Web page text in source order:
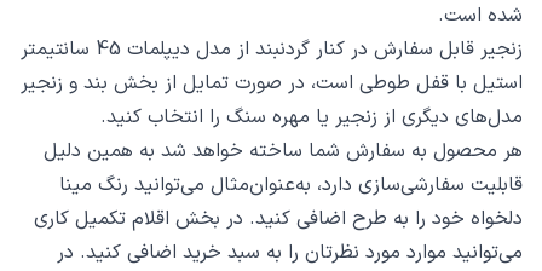
شده است.
زنجیر قابل سفارش در کنار گردنبند از مدل دیپلمات 45 سانتیمتر
استیل با قفل طوطی است، در صورت تمایل از بخش بند و زنجیر
مدل‌های دیگری از زنجیر یا مهره سنگ را انتخاب کنید.
هر محصول به سفارش شما ساخته خواهد شد به همین دلیل
قابلیت سفارشی‌سازی دارد، به‌عنوان‌مثال می‌توانید رنگ مینا
دلخواه خود را به طرح اضافی کنید. در بخش اقلام تکمیل کاری
می‌توانید موارد مورد نظرتان را به سبد خرید اضافی کنید. در